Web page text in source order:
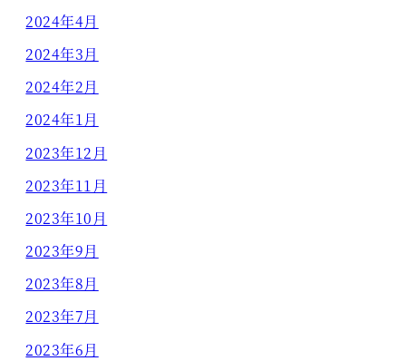
2024年4月
2024年3月
2024年2月
2024年1月
2023年12月
2023年11月
2023年10月
2023年9月
2023年8月
2023年7月
2023年6月